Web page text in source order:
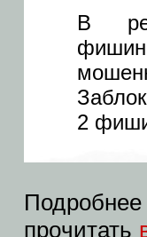
В
2
прочитать